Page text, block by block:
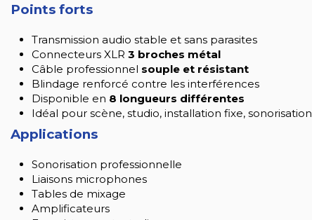
Points forts
Transmission audio stable et sans parasites
Connecteurs XLR 3 broches métal
Câble professionnel souple et résistant
Blindage renforcé contre les interférences
Disponible en 8 longueurs différentes
Idéal pour scène, studio, installation fixe, sonorisation
Applications
Sonorisation professionnelle
Liaisons microphones
Tables de mixage
Amplificateurs